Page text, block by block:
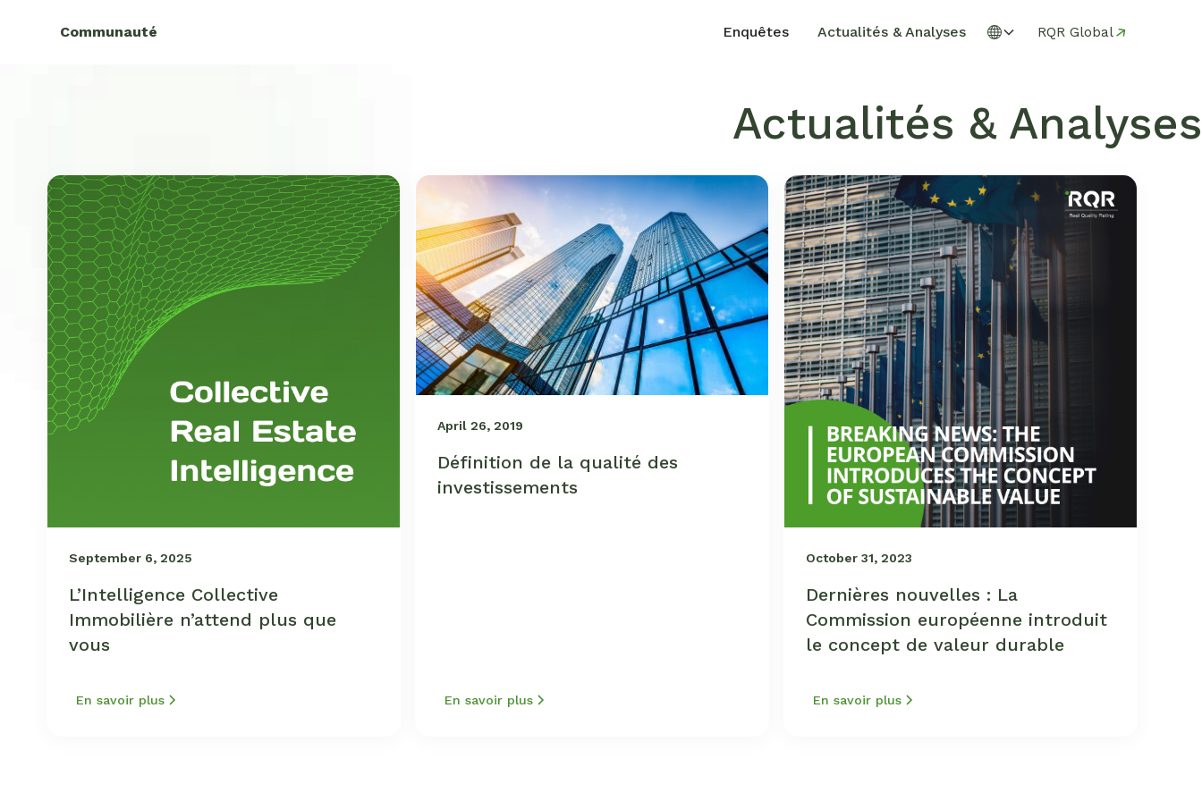
Communauté Enquêtes Actualités & Analyses RQR Global
Actualités & Analyses
September 6, 2025
L’Intelligence Collective
Immobilière n’attend plus que
vous
En savoir plus
April 26, 2019
Définition de la qualité des
investissements
En savoir plus
October 31, 2023
Dernières nouvelles : La
Commission européenne introduit
le concept de valeur durable
En savoir plus